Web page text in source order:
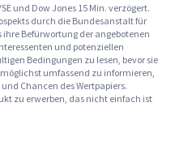
und Dow Jones 15 Min. verzögert.
durch die Bundesanstalt für
Befürwortung der angebotenen
und potenziellen
Bedingungen zu lesen, bevor sie
umfassend zu informieren,
Chancen des Wertpapiers.
zu erwerben, das nicht einfach ist